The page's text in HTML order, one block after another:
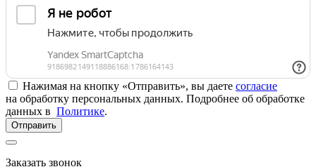
Нажимая на кнопку «Отправить», вы даете согласие
на обработку персональных данных. Подробнее об обработке
данных в Политике.
Отправить
Заказать звонок